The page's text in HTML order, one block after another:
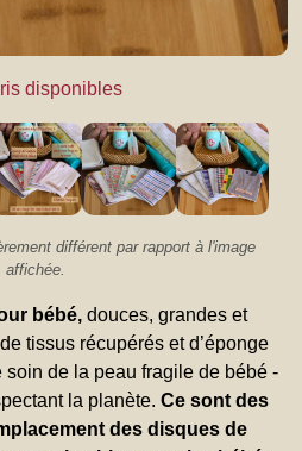
disponibles
❯
différent par rapport à l'image
affichée.
bébé, douces, grandes et
tissus récupérés et d’éponge
de la peau fragile de bébé -
la planète. Ce sont des
des disques de